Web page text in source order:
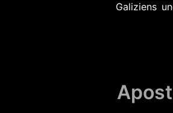
Galiziens